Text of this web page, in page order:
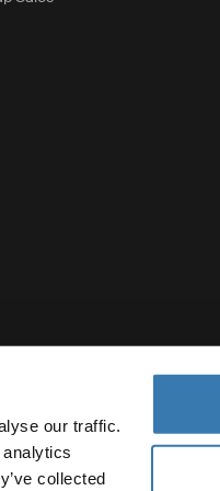
our traffic.
collected
de cookies Configuración